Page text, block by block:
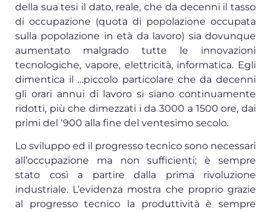
della sua tesi il dato, reale, che da decenni il tasso
di occupazione (quota di popolazione occupata
sulla popolazione in età da lavoro) sia dovunque
aumentato malgrado tutte le innovazioni
tecnologiche, vapore, elettricità, informatica. Egli
dimentica il …piccolo particolare che da decenni
gli orari annui di lavoro si siano continuamente
ridotti, più che dimezzati i da 3000 a 1500 ore, dai
primi del ‘900 alla fine del ventesimo secolo.
Lo sviluppo ed il progresso tecnico sono necessari
all’occupazione ma non sufficienti; è sempre
stato così a partire dalla prima rivoluzione
industriale. L’evidenza mostra che proprio grazie
al progresso tecnico la produttività è sempre